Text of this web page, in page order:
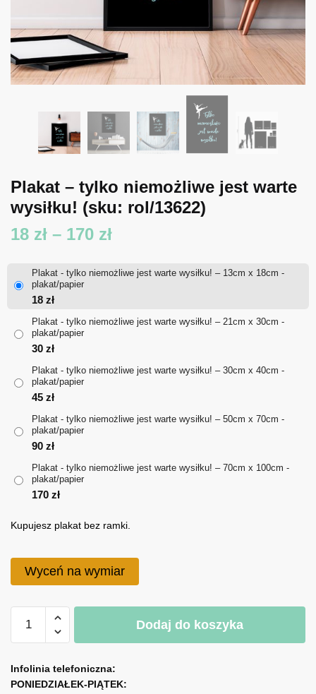
Plakat – tylko niemożliwe jest warte
wysiłku! (sku: rol/13622)
18 zł – 170 złZakres
18 zł
170 zł
Plakat - tylko niemożliwe jest warte wysiłku! – 13cm x 18cm -
plakat/papier
18 zł
Plakat - tylko niemożliwe jest warte wysiłku! – 21cm x 30cm -
plakat/papier
30 zł
Plakat - tylko niemożliwe jest warte wysiłku! – 30cm x 40cm -
plakat/papier
45 zł
Plakat - tylko niemożliwe jest warte wysiłku! – 50cm x 70cm -
plakat/papier
90 zł
Plakat - tylko niemożliwe jest warte wysiłku! – 70cm x 100cm -
plakat/papier
170 zł
Kupujesz plakat bez ramki.
Wyceń na wymiar
Plakat
tylko
niemożliwe
Dodaj do koszyka
l
t
Infolinia telefoniczna:
PONIEDZIAŁEK-PIĄTEK: